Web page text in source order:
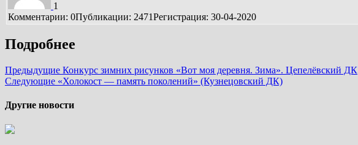
1
Комментарии: 0Публикации: 2471Регистрация: 30-04-2020
Подробнее
Предыдущие Конкурс зимних рисунков «Вот моя деревня. Зима». Цепелёвский ДК
Следующие «Холокост — память поколений» (Кузнецовский ДК)
Другие новости